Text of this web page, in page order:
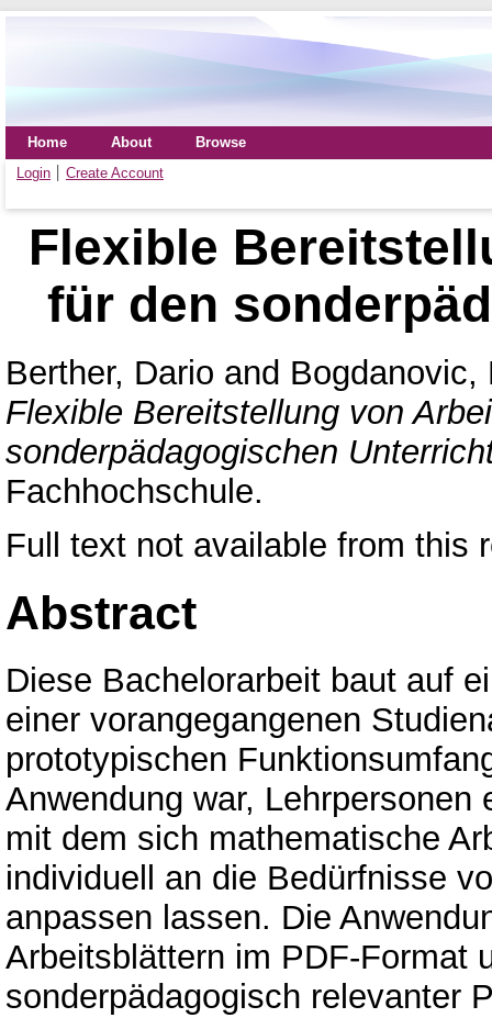
Home About
Browse
Login
Create Account
Flexible
für den
Berther, Dario and Bogdanovic,
Flexible Bereitstellung von
sonderpädagogischen
Fachhochschule.
Full text not available from this
Abstract
Diese Bachelorarbeit baut auf
einer vorangegangenen
prototypischen
Anwendung war,
mit dem sich mathematische
individuell an die Bedürfnisse
anpassen lassen. Die
Arbeitsblättern im PDF-Format
sonderpädagogisch relevanter